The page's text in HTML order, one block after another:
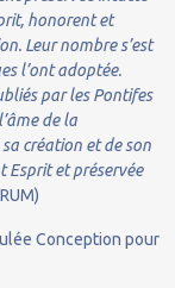
honorent et
Leur nombre s’est
l’ont adoptée.
par les Pontifes
de la
création et de son
Esprit et préservée
Conception pour